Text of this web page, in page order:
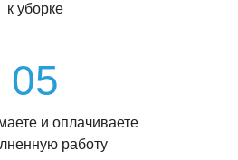
к уборке
05
и оплачиваете
работу